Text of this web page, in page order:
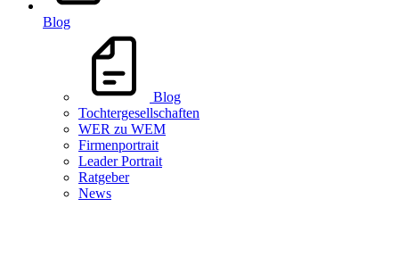
Blog
Blog
Tochtergesellschaften
WER zu WEM
Firmenportrait
Leader Portrait
Ratgeber
News